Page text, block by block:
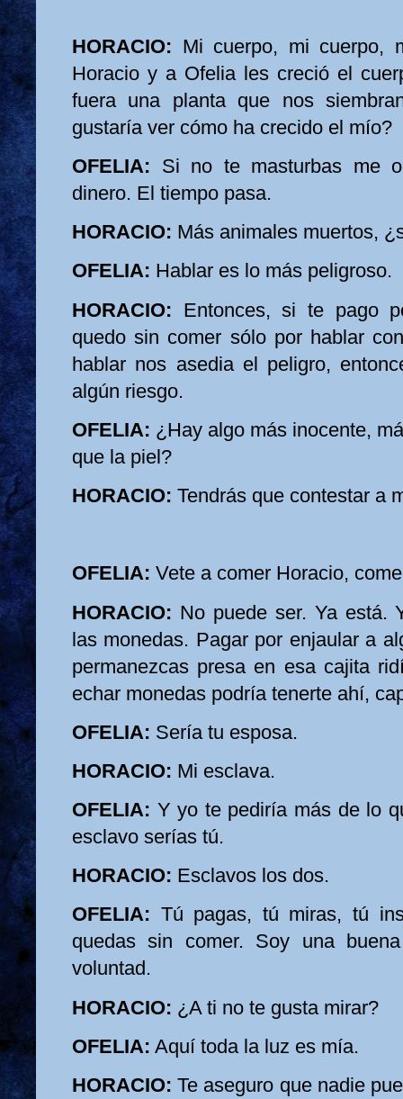
HORACIO: Mi cuerpo, mi cuerpo,
Horacio y a Ofelia les creció el
fuera una planta que nos
gustaría ver cómo ha crecido el mío?
OFELIA: Si no te masturbas me
dinero. El tiempo pasa.
HORACIO: Más animales muertos,
OFELIA: Hablar es lo más peligroso.
HORACIO: Entonces, si te pago
quedo sin comer sólo por hablar
hablar nos asedia el peligro,
algún riesgo.
OFELIA: ¿Hay algo más inocente,
que la piel?
HORACIO: Tendrás que contestar a
OFELIA: Vete a comer Horacio,
HORACIO: No puede ser. Ya está.
las monedas. Pagar por enjaular a
permanezcas presa en esa cajita
echar monedas podría tenerte ahí,
OFELIA: Sería tu esposa.
HORACIO: Mi esclava.
OFELIA: Y yo te pediría más de lo
esclavo serías tú.
HORACIO: Esclavos los dos.
OFELIA: Tú pagas, tú miras, tú
quedas sin comer. Soy una
voluntad.
HORACIO: ¿A ti no te gusta mirar?
OFELIA: Aquí toda la luz es mía.
HORACIO: Te aseguro que nadie